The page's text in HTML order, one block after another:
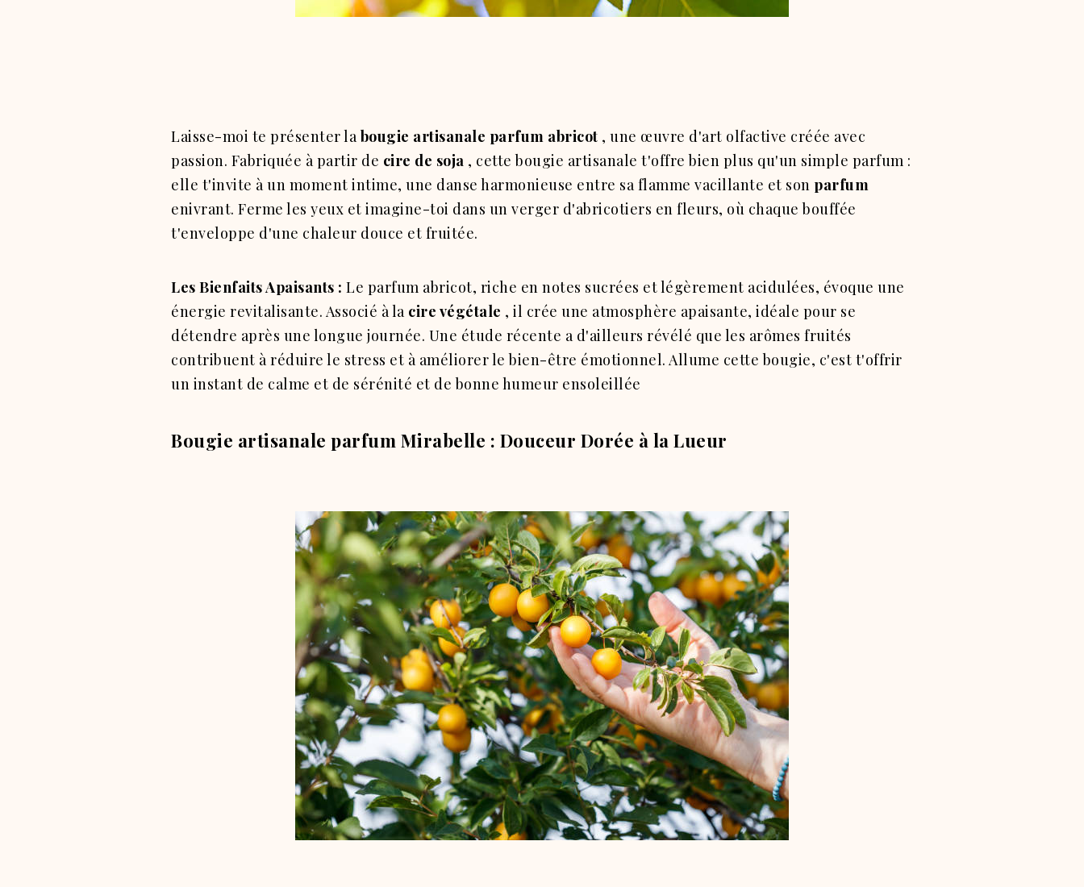
Laisse-moi te présenter labougie artisanale parfum abricot , une œuvre d'art olfactive créée avec
passion. Fabriquée à partir de cire de soja , cette bougie artisanale t'offre bien plus qu'un simple parfum :
elle t'invite à un moment intime, une danse harmonieuse entre sa flamme vacillante et son parfum
enivrant. Ferme les yeux et imagine-toi dans un verger d'abricotiers en fleurs, où chaque bouffée
t'enveloppe d'une chaleur douce et fruitée.
Les Bienfaits Apaisants : Le parfum abricot, riche en notes sucrées et légèrement acidulées, évoque une
énergie revitalisante. Associé à la cire végétale , il crée une atmosphère apaisante, idéale pour se
détendre après une longue journée. Une étude récente a d'ailleurs révélé que les arômes fruités
contribuent à réduire le stress et à améliorer le bien-être émotionnel. Allume cette bougie, c'est t'offrir
un instant de calme et de sérénité et de bonne humeur ensoleillée
Bougie artisanale parfum Mirabelle : Douceur Dorée à la Lueur